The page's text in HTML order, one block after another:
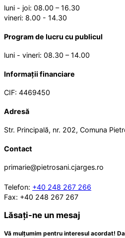
luni - joi: 08.00 – 16.30
vineri: 8.00 - 14.30
Program de lucru cu publicul
luni - vineri: 08.30 – 14.00
Informații financiare
CIF: 4469450
Adresă
Str. Principală, nr. 202, Comuna
Contact
primarie@pietrosani.cjarges.ro
Telefon: +40 248 267 266
Fax: +40 248 267 267
Lăsați-ne un mesaj
Vă mulțumim pentru interesul acordat!